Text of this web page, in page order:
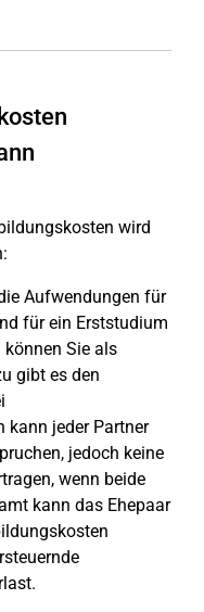
wird
Aufwendungen für
für ein Erststudium
Sie als
gibt es den
kann jeder Partner
jedoch keine
wenn beide
kann das Ehepaar